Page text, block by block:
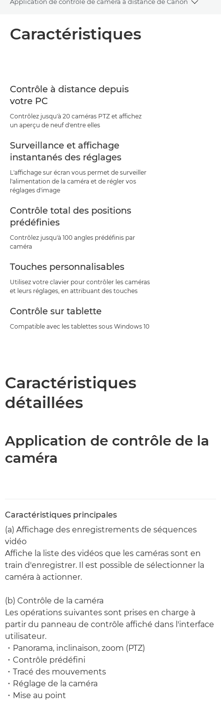
Toggle
Caractéristiques
Contrôle à distance depuis
votre PC
Contrôlez jusqu'à 20 caméras PTZ et affichez
un aperçu de neuf d'entre elles
Surveillance et affichage
instantanés des réglages
L'affichage sur écran vous permet de surveiller
l'alimentation de la caméra et de régler vos
réglages d'image
Contrôle total des positions
prédéfinies
Contrôlez jusqu'à 100 angles prédéfinis par
caméra
Touches personnalisables
Utilisez votre clavier pour contrôler les caméras
et leurs réglages, en attribuant des touches
Contrôle sur tablette
Compatible avec les tablettes sous Windows 10
Caractéristiques
détaillées
Application de contrôle de la
caméra
Caractéristiques principales
(a) Affichage des enregistrements de séquences
vidéo
Affiche la liste des vidéos que les caméras sont en
train d'enregistrer. Il est possible de sélectionner la
caméra à actionner.
(b) Contrôle de la caméra
Les opérations suivantes sont prises en charge à
partir du panneau de contrôle affiché dans l'interface
utilisateur.
・Panorama, inclinaison, zoom (PTZ)
・Contrôle prédéfini
・Tracé des mouvements
・Réglage de la caméra
・Mise au point